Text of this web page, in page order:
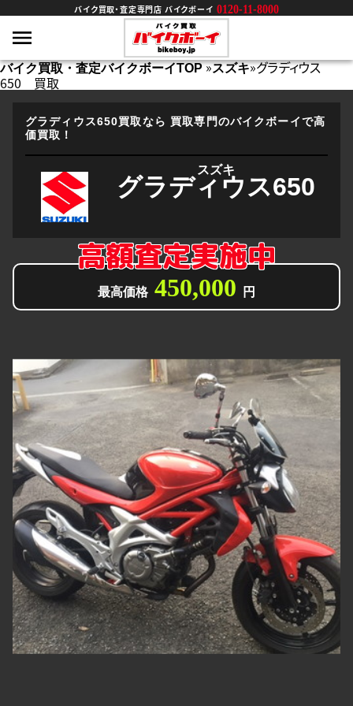
バイク買取・査定専門店 バイクボーイ 0120-11-8000
バイク買取・査定バイクボーイTOP»スズキ»グラディウス
650 買取
グラディウス650買取なら 買取専門のバイクボーイで高
価買取！
スズキ
グラディウス650
高額査定実施中
最高価格 450,000 円